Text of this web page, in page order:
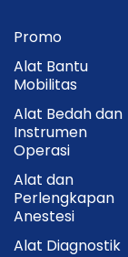
Promo
Alat Bantu
Mobilitas
Alat Bedah dan
Instrumen
Operasi
Alat dan
Perlengkapan
Anestesi
Alat Diagnostik